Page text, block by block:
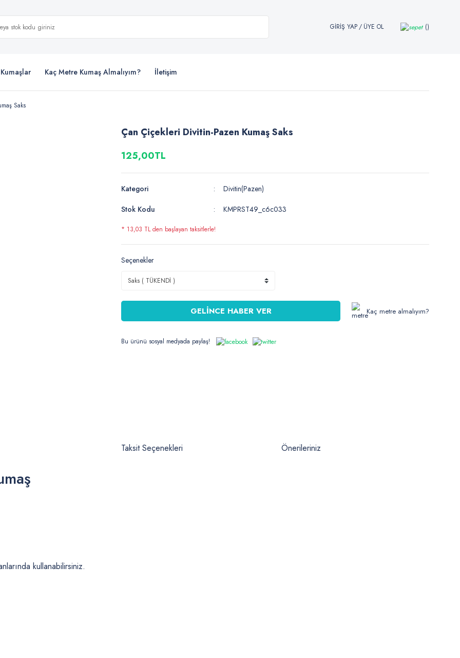
GİRİŞ YAP/ ÜYE OL
Kaç Metre Kumaş Almalıyım? İletişim
Saks
Çan Çiçekleri Divitin-Pazen Kumaş Saks
125,00TL
Kategori
Divitin(Pazen)
Stok Kodu
KMPRST49_c6c033
* 13,03 TL den başlayan taksitlerle!
Seçenekler
GELİNCE HABER VER Kaç metre almalıyım?
Bu ürünü sosyal medyada paylaş!
Taksit Seçenekleri Önerileriniz
kullanabilirsiniz.